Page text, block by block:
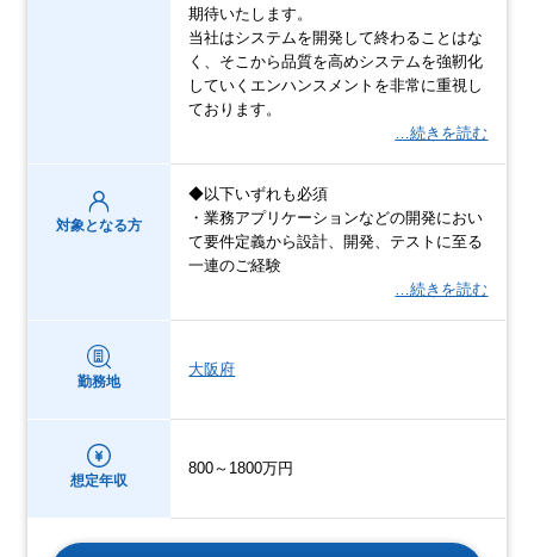
期待いたします。
当社はシステムを開発して終わることはな
く、そこから品質を高めシステムを強靭化
していくエンハンスメントを非常に重視し
ております。
…続きを読む
対象となる方
◆以下いずれも必須
・業務アプリケーションなどの開発におい
て要件定義から設計、開発、テストに至る
一連のご経験
…続きを読む
勤務地
大阪府
想定年収
800～1800万円